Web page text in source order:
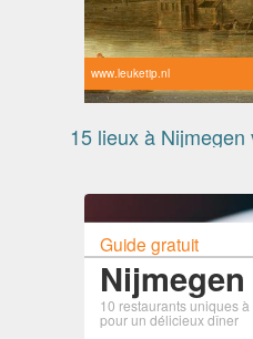
www.leuketip.nl
15 lieux à
Guide gratuit
Nijmegen
10 restaurants uniques
pour un délicieux dîner